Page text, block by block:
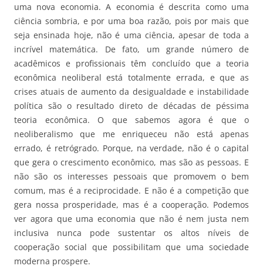
uma nova economia. A economia é descrita como uma
ciência sombria, e por uma boa razão, pois por mais que
seja ensinada hoje, não é uma ciência, apesar de toda a
incrível matemática. De fato, um grande número de
acadêmicos e profissionais têm concluído que a teoria
econômica neoliberal está totalmente errada, e que as
crises atuais de aumento da desigualdade e instabilidade
política são o resultado direto de décadas de péssima
teoria econômica. O que sabemos agora é que o
neoliberalismo que me enriqueceu não está apenas
errado, é retrógrado. Porque, na verdade, não é o capital
que gera o crescimento econômico, mas são as pessoas. E
não são os interesses pessoais que promovem o bem
comum, mas é a reciprocidade. E não é a competição que
gera nossa prosperidade, mas é a cooperação. Podemos
ver agora que uma economia que não é nem justa nem
inclusiva nunca pode sustentar os altos níveis de
cooperação social que possibilitam que uma sociedade
moderna prospere.